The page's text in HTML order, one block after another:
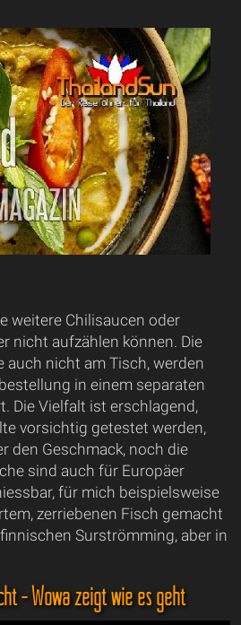
weitere Chilisaucen oder
nicht aufzählen können. Die
auch nicht am Tisch, werden
in einem separaten
Die Vielfalt ist erschlagend,
vorsichtig getestet werden,
den Geschmack, noch die
sind auch für Europäer
für mich beispielsweise
zerriebenen Fisch gemacht
Surströmming, aber in
- Wowa zeigt wie es geht